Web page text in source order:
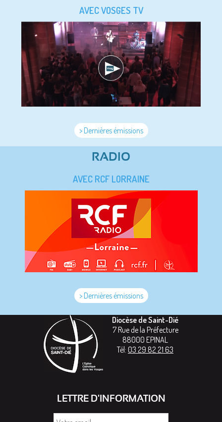
AVEC VOSGES TV
> Dernières émissions
RADIO
AVEC RCF LORRAINE
> Dernières émissions
Diocèse de Saint-Dié
7 Rue de la Préfecture
88000 EPINAL
Tél: 03 29 82 21 63
LETTRE D'INFORMATION